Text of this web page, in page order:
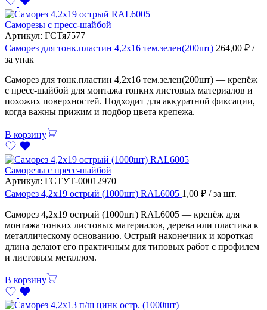
Саморезы с пресс-шайбой
Артикул: ГСТя7577
Саморез для тонк.пластин 4,2х16 тем.зелен(200шт) 264,00 ₽ /
за упак
Саморез для тонк.пластин 4,2х16 тем.зелен(200шт) — крепёж
с пресс-шайбой для монтажа тонких листовых материалов и
похожих поверхностей. Подходит для аккуратной фиксации,
когда важны прижим и подбор цвета крепежа.
В корзину
Саморезы с пресс-шайбой
Артикул: ГСТУТ-00012970
Саморез 4,2х19 острый (1000шт) RAL6005 1,00 ₽ / за шт.
Саморез 4,2х19 острый (1000шт) RAL6005 — крепёж для
монтажа тонких листовых материалов, дерева или пластика к
металлическому основанию. Острый наконечник и короткая
длина делают его практичным для типовых работ с профилем
и листовым металлом.
В корзину